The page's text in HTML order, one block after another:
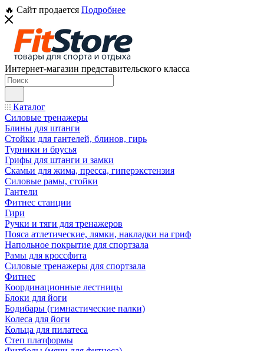
🔥 Сайт продается Подробнее
Интернет-магазин представительского класса
Каталог
Силовые тренажеры
Блины для штанги
Стойки для гантелей, блинов, гирь
Турники и брусья
Грифы для штанги и замки
Скамьи для жима, пресса, гиперэкстензия
Силовые рамы, стойки
Гантели
Фитнес станции
Гири
Ручки и тяги для тренажеров
Пояса атлетические, лямки, накладки на гриф
Напольное покрытие для спортзала
Рамы для кроссфита
Силовые тренажеры для спортзала
Фитнес
Координационные лестницы
Блоки для йоги
Бодибары (гимнастические палки)
Колеса для йоги
Кольца для пилатеса
Степ платформы